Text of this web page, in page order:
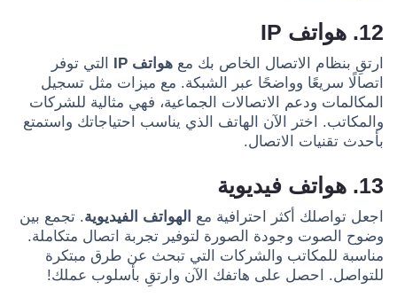
12. هواتف IP
ارتقِ بنظام الاتصال الخاص بك مع هواتف IP
التي توفر
اتصالًا سريعًا وواضحًا عبر الشبكة. مع ميزات مثل تسجيل
المكالمات ودعم الاتصالات الجماعية، فهي مثالية للشركات
والمكاتب. اختر الآن الهاتف الذي يناسب احتياجاتك واستمتع
بأحدث تقنيات الاتصال.
13. هواتف فيديوية
اجعل تواصلك أكثر احترافية مع الهواتف الفيديوية. تجمع بين
وضوح الصوت وجودة الصورة لتوفير تجربة اتصال متكاملة.
مناسبة للمكاتب والشركات التي تبحث عن طرق مبتكرة
للتواصل. احصل على هاتفك الآن وارتقِ بأسلوب عملك!